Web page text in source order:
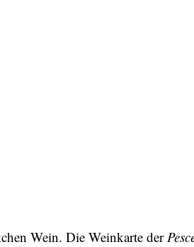
Wein. Die Weinkarte der